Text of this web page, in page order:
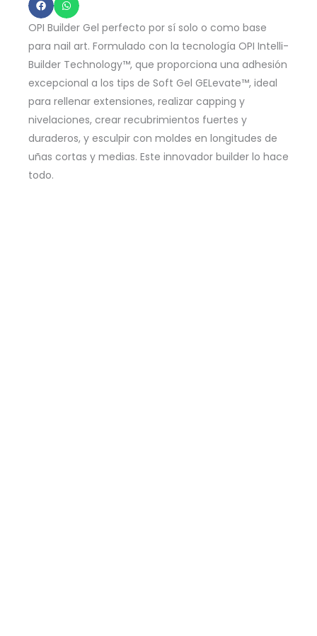
De
Construccion
4
In
1
15ml
-
OPI
M
Flawless
OPI Builder Gel perfecto por sí solo o como base
para nail art. Formulado con la tecnología OPI Intelli-
Builder Technology™, que proporciona una adhesión
excepcional a los tips de Soft Gel GELevate™, ideal
para rellenar extensiones, realizar capping y
nivelaciones, crear recubrimientos fuertes y
duraderos, y esculpir con moldes en longitudes de
uñas cortas y medias. Este innovador builder lo hace
todo.